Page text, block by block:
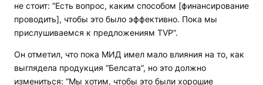
не стоит: “Есть вопрос, каким способом [финансирование
проводить], чтобы это было эффективно. Пока мы
прислушиваемся к предложениям TVP”.
Он отметил, что пока МИД имел мало влияния на то, как
выглядела продукция “Белсата”, но это должно
измениться: “Мы хотим, чтобы это были хорошие